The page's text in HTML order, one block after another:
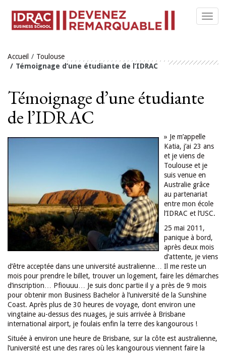
Accueil
Toulouse
Témoignage d’une étudiante de l’IDRAC
Témoignage d’une étudiante
de l’IDRAC
» Je m’appelle
Katia, j’ai 23 ans
et je viens de
Toulouse et je
suis venue en
Australie grâce
au partenariat
entre mon école
l’IDRAC et l’USC.
25 mai 2011,
panique à bord,
après deux mois
d’attente, je viens
d’être acceptée dans une université australienne… Il me reste un
mois pour prendre le billet, trouver un logement, faire les démarches
d’inscription… Pfiouuu… Je suis donc partie il y a près de 9 mois
pour obtenir mon Business Bachelor à l’université de la Sunshine
Coast. Après plus de 30 heures de voyage, dont environ une
vingtaine au-dessus des nuages, je suis arrivée à Brisbane
international airport, je foulais enfin la terre des kangourous !
Située à environ une heure de Brisbane, sur la côte est australienne,
l’université est une des rares où les kangourous viennent faire la